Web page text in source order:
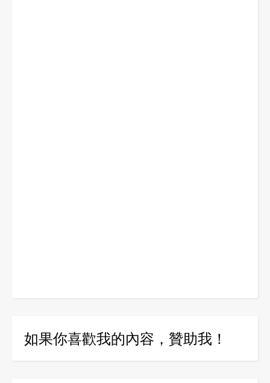
如果你喜歡我的內容，贊助我！